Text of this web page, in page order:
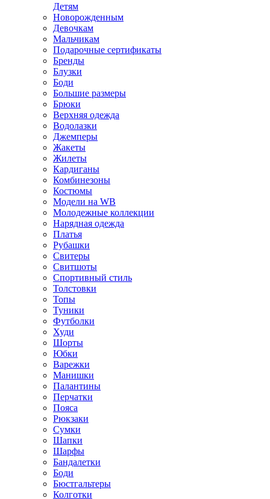
Детям
Новорожденным
Девочкам
Мальчикам
Подарочные сертификаты
Бренды
Блузки
Боди
Большие размеры
Брюки
Верхняя одежда
Водолазки
Джемперы
Жакеты
Жилеты
Кардиганы
Комбинезоны
Костюмы
Модели на WB
Молодежные коллекции
Нарядная одежда
Платья
Рубашки
Свитеры
Свитшоты
Спортивный стиль
Толстовки
Топы
Туники
Футболки
Худи
Шорты
Юбки
Варежки
Манишки
Палантины
Перчатки
Пояса
Рюкзаки
Сумки
Шапки
Шарфы
Бандалетки
Боди
Бюстгальтеры
Колготки